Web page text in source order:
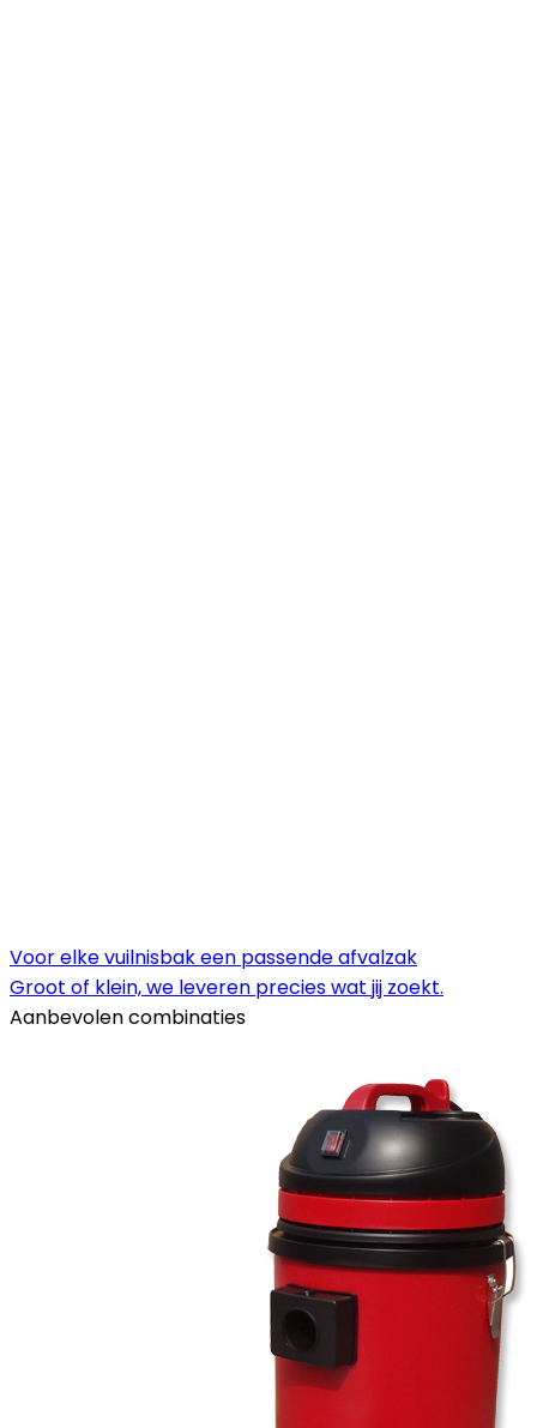
Voor elke vuilnisbak een passende afvalzak
Groot of klein, we leveren precies wat jij zoekt.
Aanbevolen combinaties